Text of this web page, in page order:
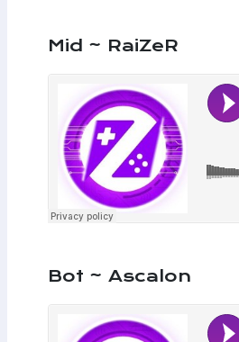
Mid ~ RaiZeR
Bot ~ Ascalon